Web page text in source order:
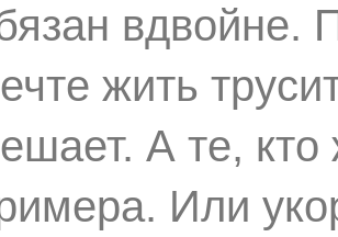
вдвойне.
жить
А те,
Или